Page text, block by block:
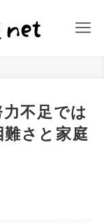
不足では
さと家庭